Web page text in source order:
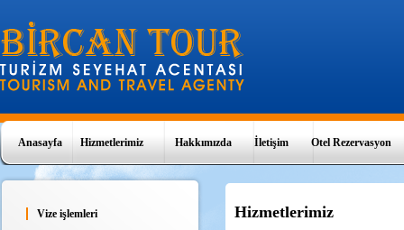
Anasayfa Hizmetlerimiz Hakkımızda İletişim Otel Rezervasyon
Vize işlemleri Hizmetlerimiz